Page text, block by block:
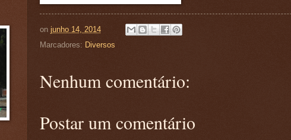
on junho 14, 2014
Marcadores: Diversos
Nenhum comentário:
Postar um comentário